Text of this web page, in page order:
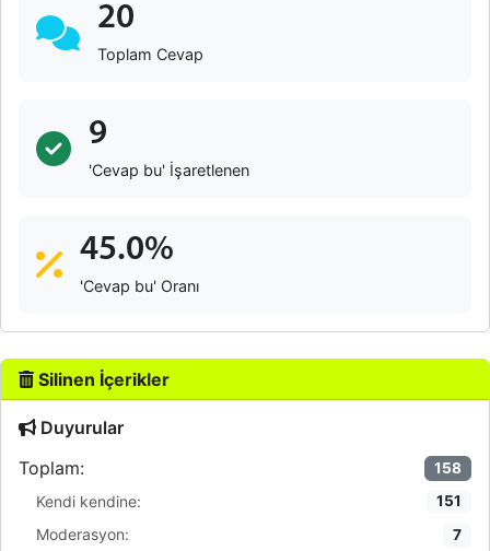
20
Toplam Cevap
9
'Cevap bu' İşaretlenen
45.0%
'Cevap bu' Oranı
Silinen İçerikler
Duyurular
Toplam:
158
Kendi kendine: 151
Moderasyon: 7